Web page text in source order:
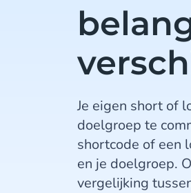
Je eigen short of
doelgroep te
shortcode of een
en je doelgroep.
vergelijking